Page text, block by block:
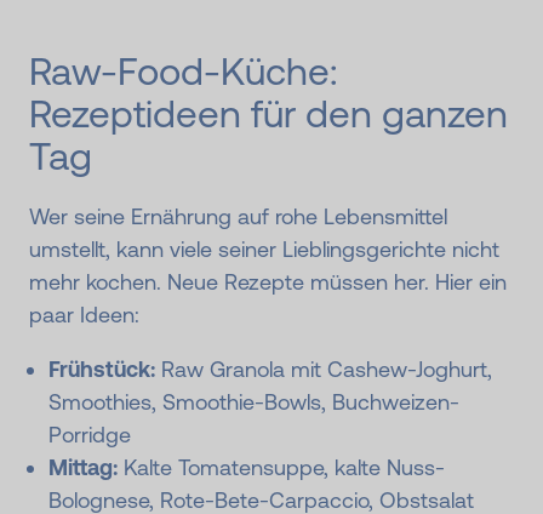
Raw-Food-Küche:
Rezeptideen für den ganzen
Tag
Wer seine Ernährung auf rohe Lebensmittel
umstellt, kann viele seiner Lieblingsgerichte nicht
mehr kochen. Neue Rezepte müssen her. Hier ein
paar Ideen:
Frühstück: Raw Granola mit Cashew-Joghurt,
Smoothies, Smoothie-Bowls, Buchweizen-
Porridge
Mittag: Kalte Tomatensuppe, kalte Nuss-
Bolognese, Rote-Bete-Carpaccio, Obstsalat